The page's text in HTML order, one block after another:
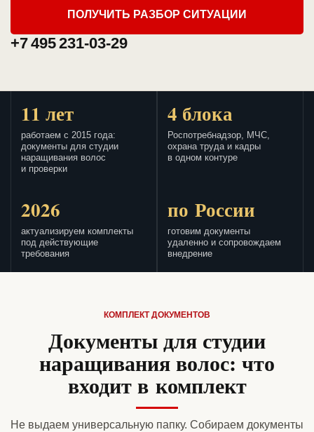
ПОЛУЧИТЬ РАЗБОР СИТУАЦИИ
+7 495 231-03-29
11 лет
работаем с 2015 года:
документы для студии
наращивания волос
и проверки
4 блока
Роспотребнадзор, МЧС,
охрана труда и кадры
в одном контуре
2026
актуализируем комплекты
под действующие
требования
по России
готовим документы
удаленно и сопровождаем
внедрение
КОМПЛЕКТ ДОКУМЕНТОВ
Документы для студии
наращивания волос: что
входит в комплект
Не выдаем универсальную папку. Собираем документы